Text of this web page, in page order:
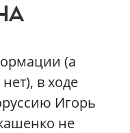
(а
в ходе
Игорь
не